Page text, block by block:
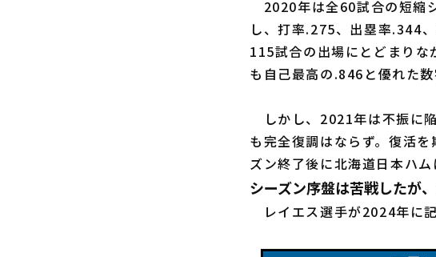
2020年は全60試合の短縮
し、打率.275、出塁率.344
115試合の出場にとどまり
も自己最高の.846と優れた
しかし、2021年は不振に
も完全復調はならず。復活
ズン終了後に北海道日本ハ
シーズン序盤は苦戦したが
レイエス選手が2024年に